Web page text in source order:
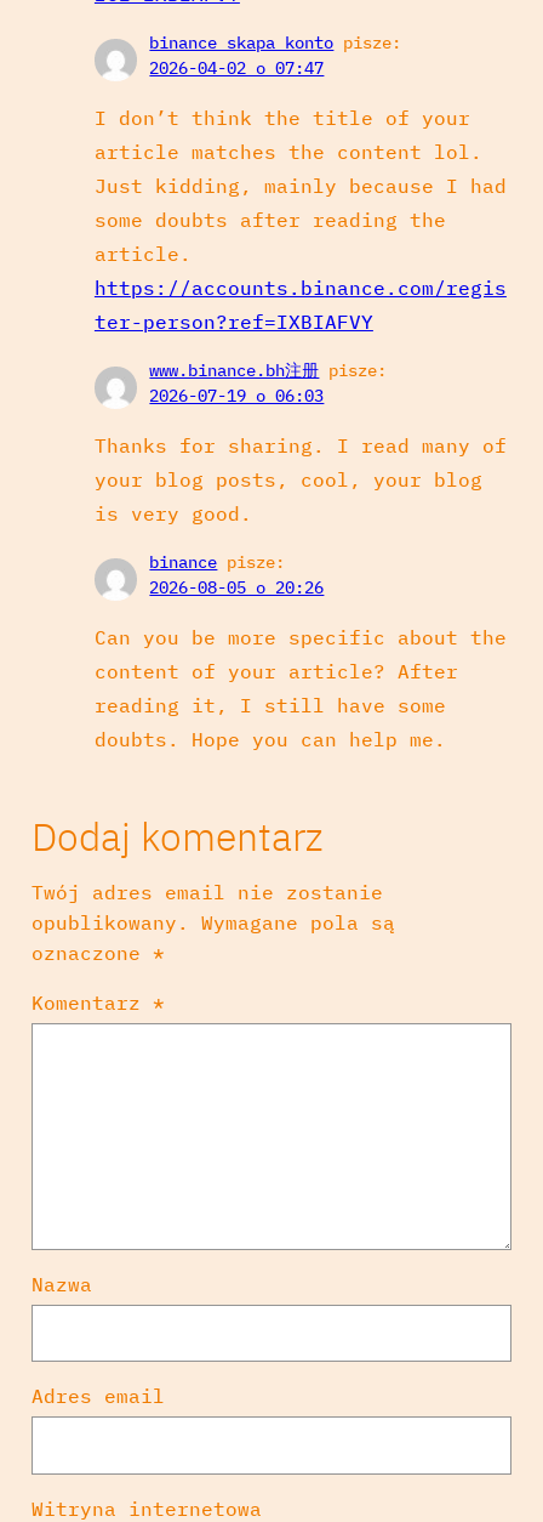
binance skapa konto pisze:
2026-04-02 o 07:47
I don’t think the title of your
article matches the content lol.
Just kidding, mainly because I had
some doubts after reading the
article.
https://accounts.binance.com/regis
ter-person?ref=IXBIAFVY
www.binance.bh注册 pisze:
2026-07-19 o 06:03
Thanks for sharing. I read many of
your blog posts, cool, your blog
is very good.
binance pisze:
2026-08-05 o 20:26
Can you be more specific about the
content of your article? After
reading it, I still have some
doubts. Hope you can help me.
Dodaj komentarz
Twój adres email nie zostanie
opublikowany.
Wymagane pola są
oznaczone *
Komentarz *
Nazwa
Adres email
Witryna internetowa